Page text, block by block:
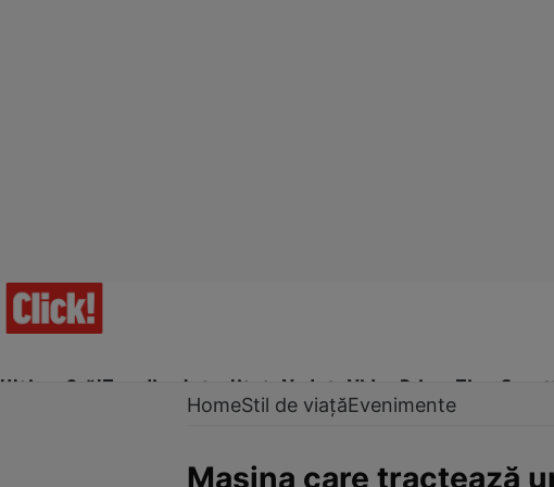
Ultima Oră!Trending Actualitate Vedete Video Prime Time Sport
HomeStil de viațăEvenimente
Maşina care tractează